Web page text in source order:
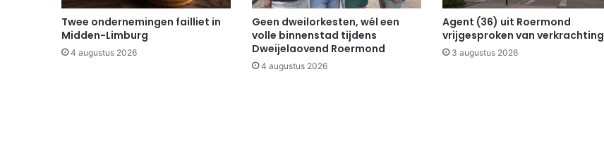
Twee ondernemingen failliet in
Midden-Limburg
4 augustus 2026
Geen dweilorkesten, wél een
volle binnenstad tijdens
Dweijelaovend Roermond
4 augustus 2026
Agent (36) uit Roermond
vrijgesproken van verkrachting
3 augustus 2026